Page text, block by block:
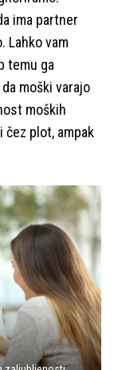
ima partner
Lahko vam
temu ga
moški varajo
moških
čez plot, ampak